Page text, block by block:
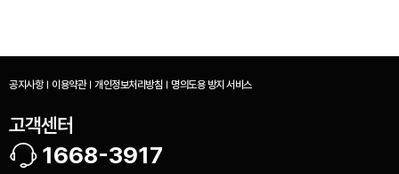
공지사항 이용약관 개인정보처리방침 명의도용 방지 서비스
고객센터
1668-3917